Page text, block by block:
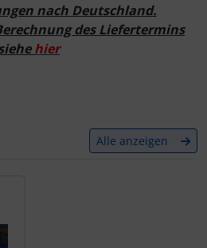
nach Deutschland.
des Liefertermins
hier
Alle anzeigen
- navigieren Sie mit der Tab-